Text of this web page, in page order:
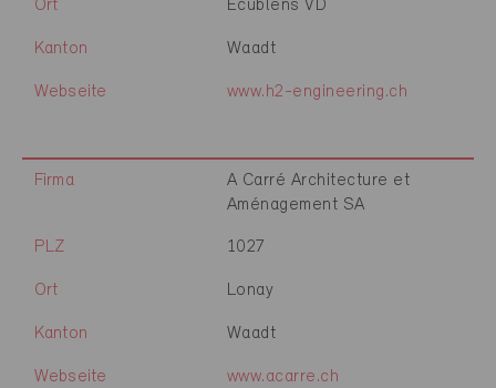
Ort Ecublens VD
Kanton Waadt
Webseite www.h2-engineering.ch
Firma
A Carré Architecture et
Aménagement SA
PLZ 1027
Ort Lonay
Kanton Waadt
Webseite www.acarre.ch